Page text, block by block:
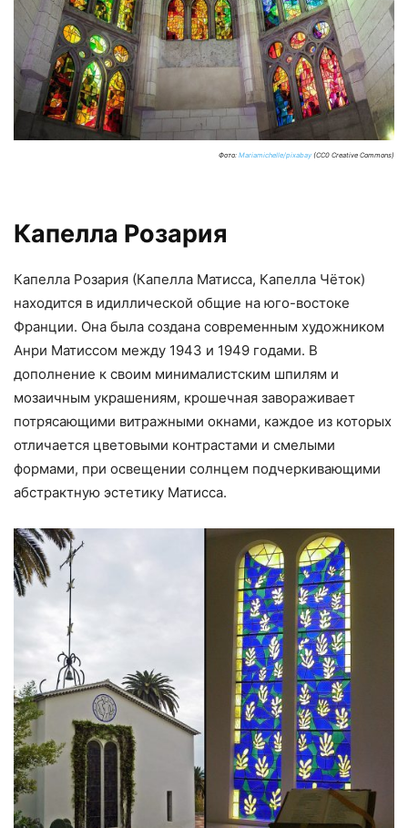
Фото: Mariamichelle/pixabay (CC0 Creative Commons)
Капелла Розария
Капелла Розария (Капелла Матисса, Капелла Чёток)
находится в идиллической общие на юго-востоке
Франции. Она была создана современным художником
Анри Матиссом между 1943 и 1949 годами. В
дополнение к своим минималистским шпилям и
мозаичным украшениям, крошечная завораживает
потрясающими витражными окнами, каждое из которых
отличается цветовыми контрастами и смелыми
формами, при освещении солнцем подчеркивающими
абстрактную эстетику Матисса.